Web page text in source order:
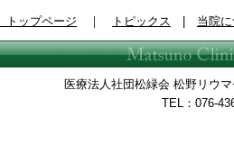
トップページ ｜ トピックス 当院
医療法人社団松緑会 松野リウ
TEL：076-